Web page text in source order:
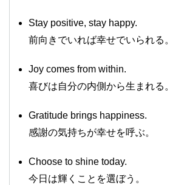
Stay positive, stay happy.
前向きでいれば幸せでいられる。
Joy comes from within.
喜びは自分の内側から生まれる。
Gratitude brings happiness.
感謝の気持ちが幸せを呼ぶ。
Choose to shine today.
今日は輝くことを選ぼう。